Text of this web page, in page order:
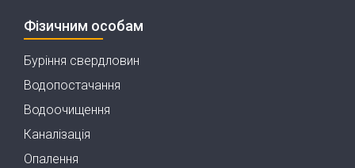
Фізичним особам
Буріння свердловин
Водопостачання
Водоочищення
Каналізація
Опалення